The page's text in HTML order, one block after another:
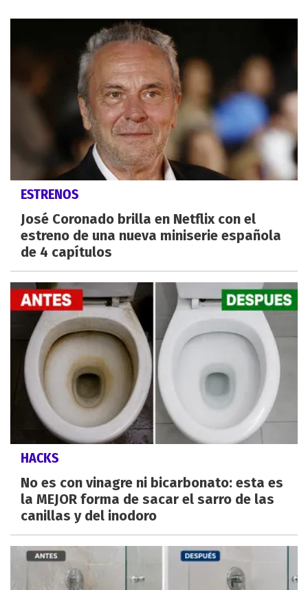
ESTRENOS
José Coronado brilla en Netflix con el
estreno de una nueva miniserie española
de 4 capítulos
HACKS
No es con vinagre ni bicarbonato: esta es
la MEJOR forma de sacar el sarro de las
canillas y del inodoro